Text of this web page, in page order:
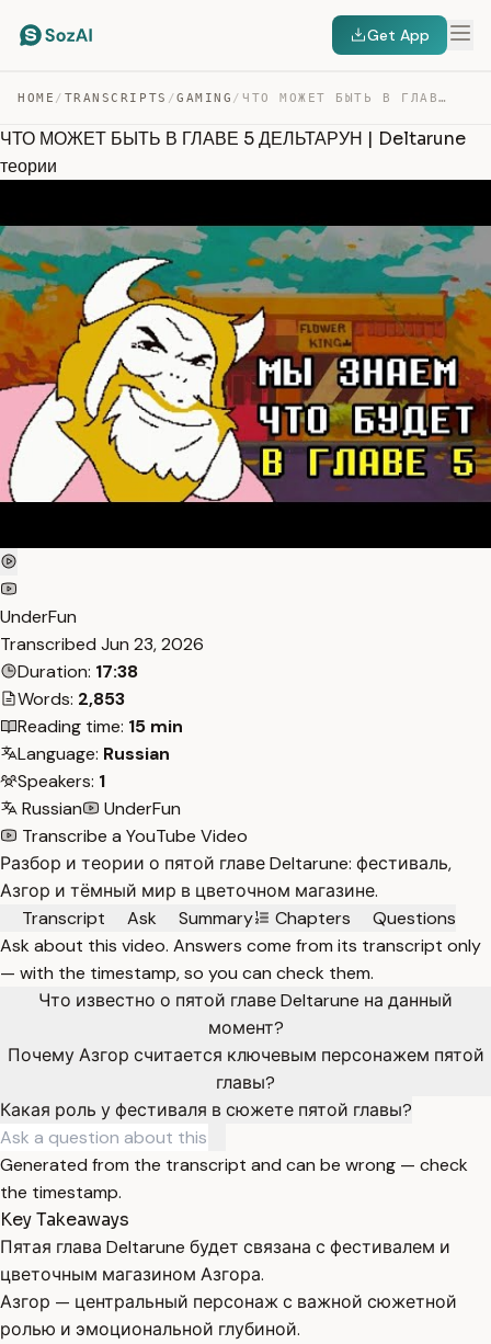
Get App
HOME / TRANSCRIPTS /GAMING / ЧТО МОЖЕТ БЫТЬ В ГЛАВЕ 5 ДЕЛЬТАРУН | DELTARUNE ТЕОРИИ — TRANSCRIPT
ЧТО МОЖЕТ БЫТЬ В ГЛАВЕ 5 ДЕЛЬТАРУН | Deltarune
теории
UnderFun
Transcribed Jun 23, 2026
Duration: 17:38
Words: 2,853
Reading time: 15 min
Language: Russian
Speakers: 1
Russian
UnderFun
Transcribe a YouTube Video
Разбор и теории о пятой главе Deltarune: фестиваль,
Азгор и тёмный мир в цветочном магазине.
Transcript
Ask Summary Chapters
Questions
Ask about this video. Answers come from its transcript only
— with the timestamp, so you can check them.
Что известно о пятой главе Deltarune на данный
момент?
Почему Азгор считается ключевым персонажем пятой
главы?
Какая роль у фестиваля в сюжете пятой главы?
Generated from the transcript and can be wrong — check
the timestamp.
Key Takeaways
Пятая глава Deltarune будет связана с фестивалем и
цветочным магазином Азгора.
Азгор — центральный персонаж с важной сюжетной
ролью и эмоциональной глубиной.